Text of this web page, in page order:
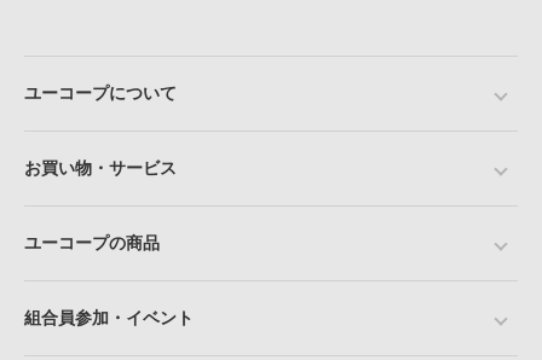
ユーコープについて
お買い物・サービス
ユーコープの商品
組合員参加・イベント